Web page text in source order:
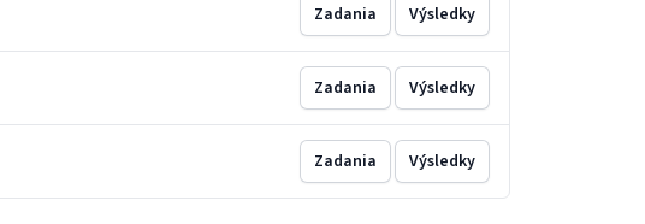
Zadania Výsledky
Zadania Výsledky
Zadania Výsledky